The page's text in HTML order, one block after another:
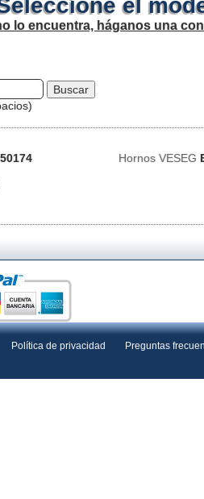
el
lo encuentra, háganos una
Hornos VESEG
Política de privacidad Preguntas